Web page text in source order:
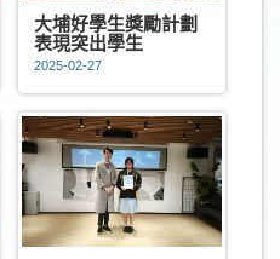
大埔好學生獎勵計劃
表現突出學生
2025-02-27